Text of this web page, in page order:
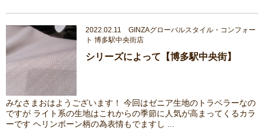
2022.02.11 GINZAグローバルスタイル・コンフォー
ト 博多駅中央街店
シリーズによって【博多駅中央街】
みなさまおはようございます！ 今回はゼニア生地のトラベラーなの
ですが ライト系の生地はこれからの季節に人気が高まってくるカラ
ーです ヘリンボーン柄の為表情もでますし ...